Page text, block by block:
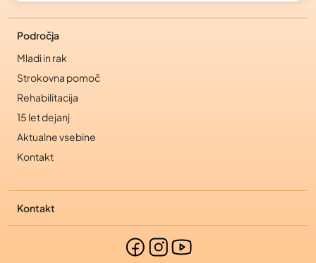
Področja
Mladi in rak
Strokovna pomoč
Rehabilitacija
15 let dejanj
Aktualne vsebine
Kontakt
Kontakt